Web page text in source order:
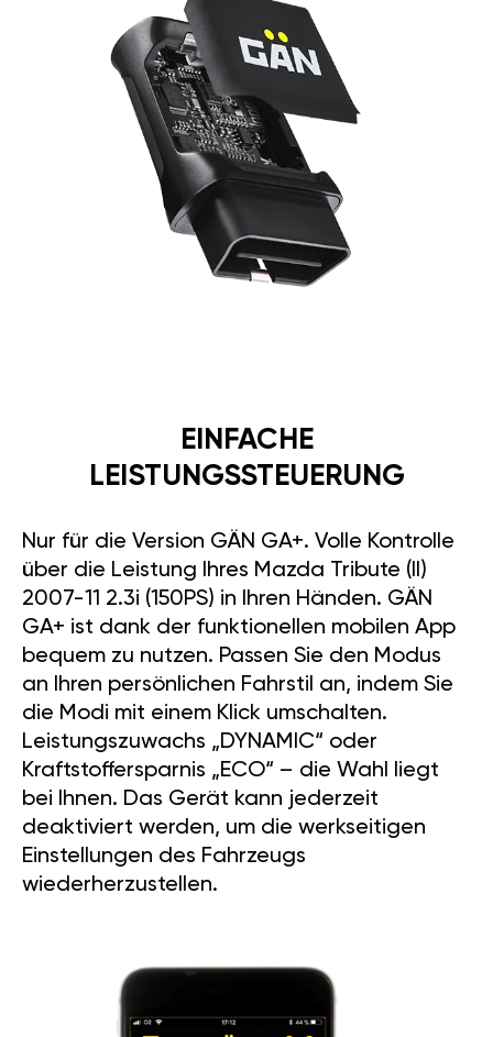
EINFACHE
LEISTUNGSSTEUERUNG
Nur für die Version GÄN GA+. Volle Kontrolle
über die Leistung Ihres Mazda Tribute (II)
2007-11 2.3i (150PS) in Ihren Händen. GÄN
GA+ ist dank der funktionellen mobilen App
bequem zu nutzen. Passen Sie den Modus
an Ihren persönlichen Fahrstil an, indem Sie
die Modi mit einem Klick umschalten.
Leistungszuwachs „DYNAMIC“ oder
Kraftstoffersparnis „ECO“ – die Wahl liegt
bei Ihnen. Das Gerät kann jederzeit
deaktiviert werden, um die werkseitigen
Einstellungen des Fahrzeugs
wiederherzustellen.